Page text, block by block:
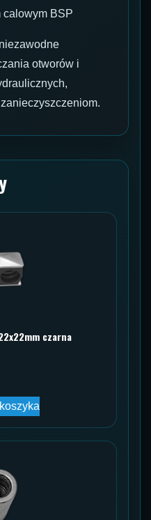
calowym BSP
otworów i
czarna